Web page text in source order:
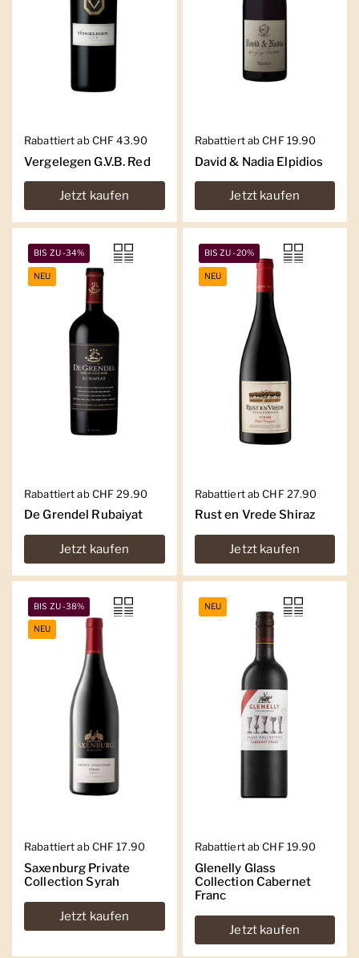
Regulärer Preis
Rabattiert ab CHF 43.90
Vergelegen G.V.B. Red
Jetzt kaufen
Regulärer Preis
Rabattiert ab CHF 19.90
David & Nadia Elpidios
Jetzt kaufen
Regulärer Preis
Rabattiert ab CHF 29.90
De Grendel Rubaiyat
Jetzt kaufen
BIS ZU -34%
NEU
Regulärer Preis
Rabattiert ab CHF 27.90
Rust en Vrede Shiraz
Jetzt kaufen
BIS ZU -20%
NEU
Regulärer Preis
Rabattiert ab CHF 17.90
Saxenburg Private
Collection Syrah
Jetzt kaufen
BIS ZU -38%
NEU
Regulärer Preis
Rabattiert ab CHF 19.90
Glenelly Glass
Collection Cabernet
Franc
Jetzt kaufen
NEU